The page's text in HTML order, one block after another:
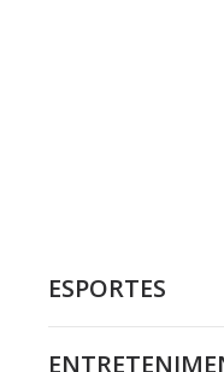
ESPORTES